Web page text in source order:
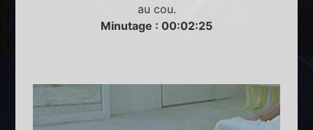
au cou.
Minutage : 00:02:25